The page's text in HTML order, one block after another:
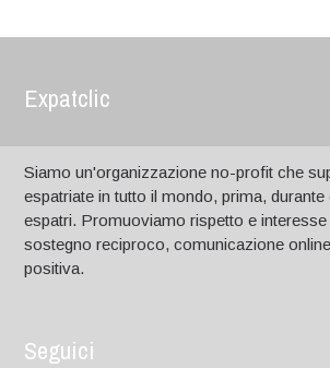
Expatclic
Siamo un'organizzazione no-profit che
espatriate in tutto il mondo, prima,
espatri. Promuoviamo rispetto e
sostegno reciproco, comunicazione
positiva.
Seguici